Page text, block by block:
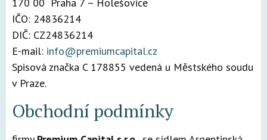
170 00 Praha 7 – Holešovice
IČO: 24836214
DIČ: CZ24836214
E-mail: info@premiumcapital.cz
Spisová značka C 178855 vedená u Městského soudu
v Praze.
Obchodní podmínky